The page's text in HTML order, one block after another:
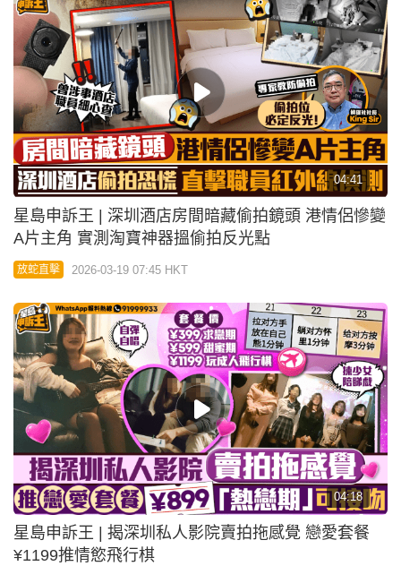
04:41
星島申訴王 | 深圳酒店房間暗藏偷拍鏡頭 港情侶慘變
A片主角 實測淘寶神器搵偷拍反光點
放蛇直擊 2026-03-19 07:45 HKT
04:18
星島申訴王 | 揭深圳私人影院賣拍拖感覺 戀愛套餐
¥1199推情慾飛行棋